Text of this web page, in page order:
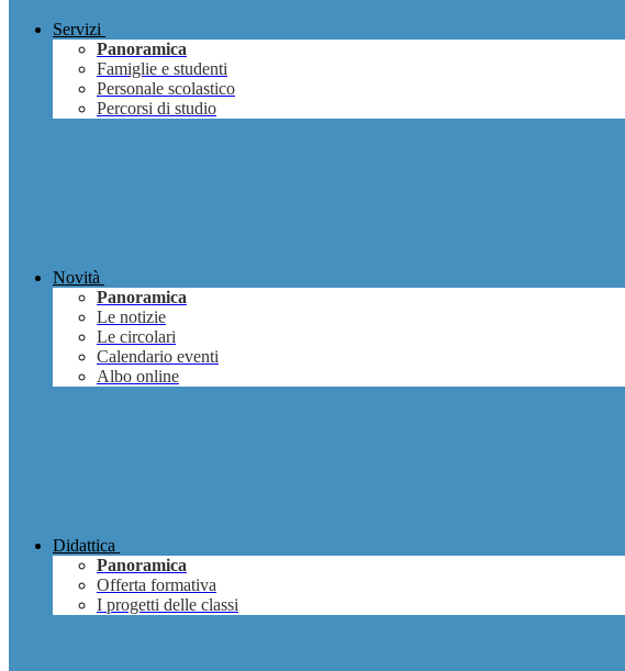
Servizi
Panoramica
Famiglie e studenti
Personale scolastico
Percorsi di studio
Novità
Panoramica
Le notizie
Le circolari
Calendario eventi
Albo online
Didattica
Panoramica
Offerta formativa
I progetti delle classi